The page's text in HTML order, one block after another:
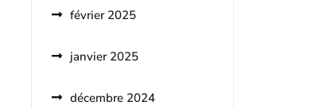
février 2025
janvier 2025
décembre 2024